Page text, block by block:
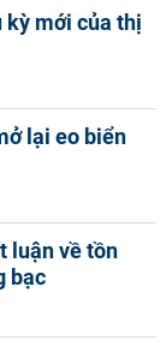
kỳ mới của thị
lại eo biển
luận về tồn
bạc